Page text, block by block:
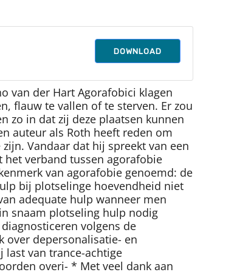
DOWNLOAD
van der Hart Agorafobici klagen
flauw te vallen of te sterven. Er zou
zo in dat zij deze plaatsen kunnen
auteur als Roth heeft reden om
Vandaar dat hij spreekt van een
het verband tussen agorafobie
van agorafobie genoemd: de
bij plotselinge hoevendheid niet
adequate hulp wanneer men
snaam plotseling hulp nodig
volgens de
over depersonalisatie- en
last van trance-achtige
overi- * Met veel dank aan